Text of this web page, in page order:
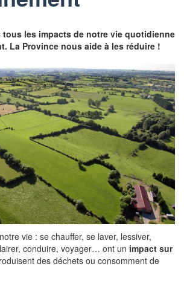
les impacts de notre vie quotidienne
La Province nous aide à les réduire !
vie : se chauffer, se laver, lessiver,
conduire, voyager… ont un impact sur
des déchets ou consomment de